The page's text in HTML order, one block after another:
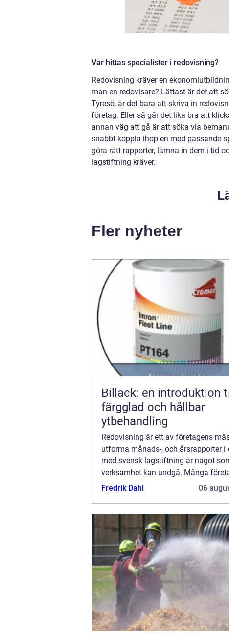
Var hittas specialister i redovisning?
Redovisning kräver en
man en redovisare? Lättast är det att
Tyresö, är det bara att skriva in
företag. Eller så går det lika bra att
annan väg att gå är att söka via
snabbt koppla ihop en med passande
göra rätt rapporter, lämna in dem i tid
lagstiftning kräver.
Fler nyheter
Billack: en introduktion
färgglad och hållbar
ytbehandling
Redovisning är ett av företagens
utforma månads-, och årsrapporter i
med svensk lagstiftning är något
verksamhet kan undgå. Många
väljer att anstä...
Fredrik Dahl 06